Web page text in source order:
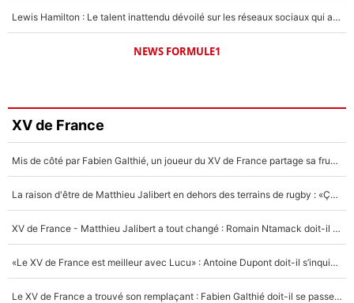
Lewis Hamilton : Le talent inattendu dévoilé sur les réseaux sociaux qui a impressionné Kim Kardashian pendant leurs vacances en amoureux !
NEWS FORMULE1
XV de France
Mis de côté par Fabien Galthié, un joueur du XV de France partage sa frustration : «ils ne me l’ont pas dit tout de suite»
La raison d'être de Matthieu Jalibert en dehors des terrains de rugby : «Ça m'atteint autant que si tu touches à un membre de ma famille»
XV de France - Matthieu Jalibert a tout changé : Romain Ntamack doit-il s’inquiéter pour sa place à un an de la Coupe du monde ?
«Le XV de France est meilleur avec Lucu» : Antoine Dupont doit-il s’inquiéter pour sa place ?
Le XV de France a trouvé son remplaçant : Fabien Galthié doit-il se passer d'Antoine Dupont ?